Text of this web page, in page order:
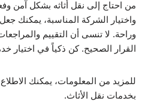
من احتاج إلى نقل أثاثه بشكل آمن
واختيار الشركة المناسبة، يمكنك
وراحة. لا تنسى أن التقييم
القرار الصحيح. كن ذكياً في اختيار
للمزيد من المعلومات، يمكنك
بخدمات نقل الأثاث.